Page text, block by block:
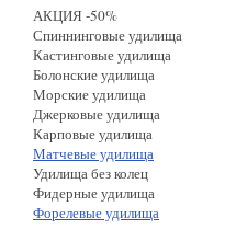
АКЦИЯ -50%
Спиннинговые удилища
Кастинговые удилища
Болонские удилища
Морские удилища
Джерковые удилища
Карповые удилища
Матчевые удилища
Удилища без колец
Фидерные удилища
Форелевые удилища